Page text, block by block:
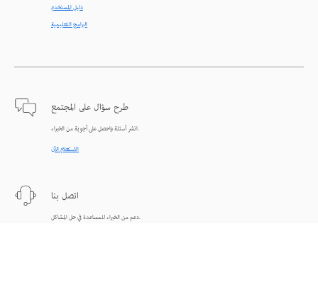
دليل المستخدم
البرامج التعليمية
طرح سؤال على المجتمع
انشر أسئلة واحصل على أجوبة من الخبراء.
الاستعلام الآن
اتصل بنا
دعم من الخبراء للمساعدة في حل المشاكل.